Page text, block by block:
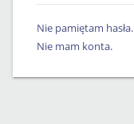
Nie pamiętam hasła.
Nie mam konta.